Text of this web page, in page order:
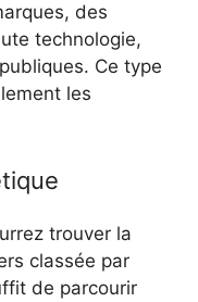
des
technologie,
Ce type
les
trouver la
classée par
de parcourir